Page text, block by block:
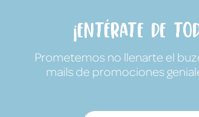
¡Entérate de
Prometemos no llenarte el
mails de promociones